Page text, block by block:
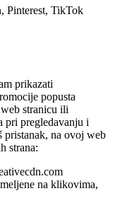
Pinterest, TikTok
prikazati
popusta
stranicu ili
pri pregledavanju i
na ovoj web
strana:
na klikovima,